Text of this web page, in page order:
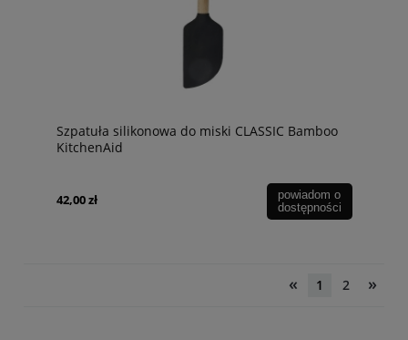
Szpatuła silikonowa do miski CLASSIC Bamboo
KitchenAid
42,00 zł
powiadom o
dostępności
« 1 2 »